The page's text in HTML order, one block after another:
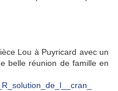
Lou à Puyricard avec un
belle réunion de famille en